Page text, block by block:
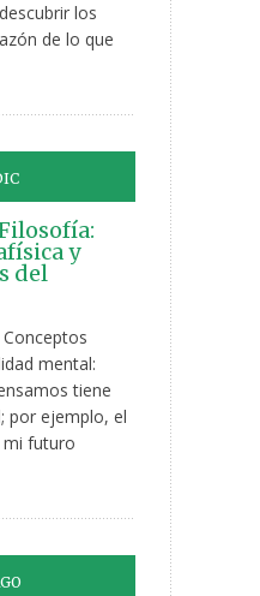
los
de lo que
y
del
mental:
tiene
por ejemplo, el
futuro